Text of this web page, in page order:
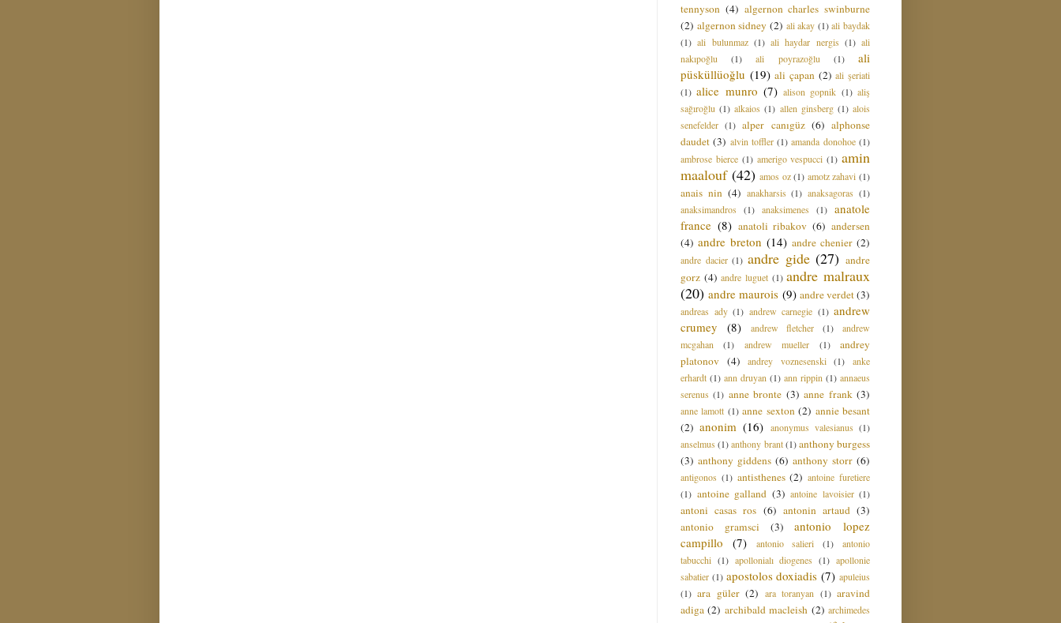
tennyson (4) algernon charles swinburne
(2) algernon sidney (2) ali akay (1) ali baydak
(1) ali bulunmaz (1) ali haydar nergis (1) ali
nakıpoğlu
(1) ali poyrazoğlu (1)
ali
püsküllüoğlu (19) ali çapan (2) ali şeriati
(1) alice munro (7) alison gopnik (1) aliş
sağıroğlu (1) alkaios (1) allen ginsberg (1) alois
senefelder (1) alper canıgüz (6) alphonse
daudet (3) alvin toffler (1) amanda donohoe (1)
ambrose bierce (1) amerigo vespucci (1) amin
maalouf (42) amos oz (1) amotz zahavi (1)
anais nin (4) anakharsis (1) anaksagoras (1)
anaksimandros
(1) anaksimenes (1) anatole
france (8) anatoli ribakov (6) andersen
(4) andre breton (14) andre chenier (2)
andre dacier (1) andre gide (27) andre
gorz (4) andre luguet (1) andre malraux
(20) andre maurois (9) andre verdet(3)
andreas ady (1) andrew carnegie (1) andrew
crumey
(8) andrew fletcher (1)
andrew
mcgahan
(1) andrew mueller (1)
andrey
platonov (4) andrey voznesenski (1)
anke
erhardt (1) ann druyan (1) ann rippin (1) annaeus
serenus (1) anne bronte (3) anne frank (3)
anne lamott (1) anne sexton (2) annie besant
(2) anonim (16) anonymus valesianus (1)
anselmus (1) anthony brant (1) anthony burgess
(3) anthony giddens (6) anthony storr (6)
antigonos (1) antisthenes (2) antoine furetiere
(1) antoine galland (3) antoine lavoisier (1)
antoni casas ros (6) antonin artaud (3)
antonio gramsci
(3)
antonio lopez
campillo
(7) antonio salieri (1)
antonio
tabucchi (1) apollonialı diogenes (1) apollonie
sabatier (1) apostolos doxiadis (7) apuleius
(1) ara güler (2) ara toranyan (1) aravind
adiga (2) archibald macleish (2) archimedes